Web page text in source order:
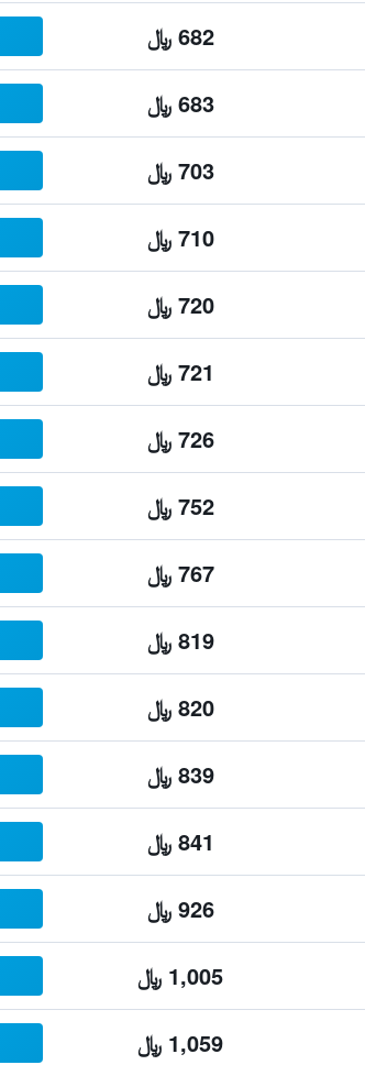
682 ﷼
683 ﷼
703 ﷼
710 ﷼
720 ﷼
721 ﷼
726 ﷼
752 ﷼
767 ﷼
819 ﷼
820 ﷼
839 ﷼
841 ﷼
926 ﷼
1,005 ﷼
1,059 ﷼